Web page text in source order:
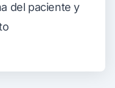
del paciente y